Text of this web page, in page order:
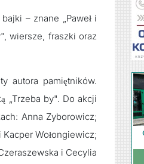
– znane „Paweł i
wiersze, fraszki oraz
autora pamiętników.
„Trzeba by". Do akcji
Anna Zyborowicz;
Wołongiewicz;
i Cecylia